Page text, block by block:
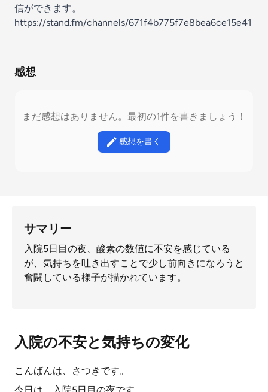
信ができます。
https://stand.fm/channels/671f4b775f7e8bea6ce15e41
感想
まだ感想はありません。最初の1件を書きましょう！
感想を書く
サマリー
入院5日目の夜、酸素の数値に不安を感じている
が、気持ちを吐き出すことで少し前向きになろうと
奮闘している様子が描かれています。
入院の不安と気持ちの変化
こんばんは、さつきです。